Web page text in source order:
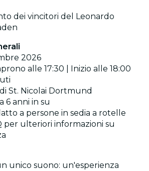
dei vincitori del Leonardo
2026
alle 17:30 | Inizio alle 18:00
St. Nicolai Dortmund
6 anni in su
a persone in sedia a rotelle
per ulteriori informazioni su
unico suono: un'esperienza